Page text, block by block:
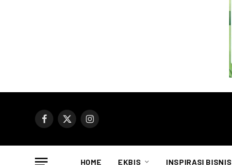
Facebook
X
Instagram
HOME EKBIS INSPIRASI BISNIS